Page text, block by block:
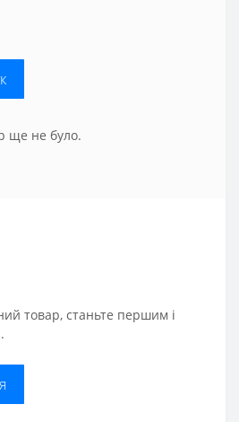
ще не було.
товар, станьте першим і